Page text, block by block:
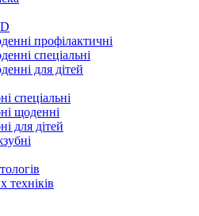
профілактичні
спеціальні
для дітей
спеціальні
щоденні
для дітей
техніків